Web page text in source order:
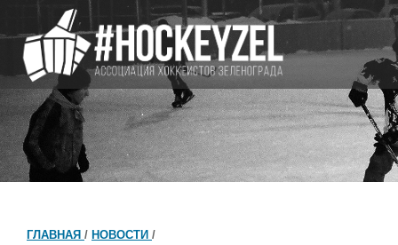
ГЛАВНАЯ / НОВОСТИ /